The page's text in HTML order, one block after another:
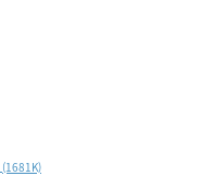
(1681K)